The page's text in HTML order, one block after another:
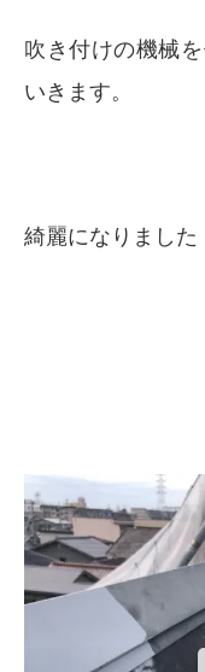
吹き付けの機械
いきます。
綺麗になりました